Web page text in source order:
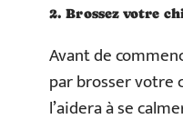
2. Brossez votre
Avant de
par brosser votre
l’aidera à se